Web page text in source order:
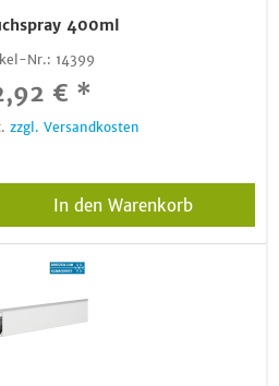
400ml
Nr.: 14399
€ *
zzgl. Versandkosten
In den Warenkorb